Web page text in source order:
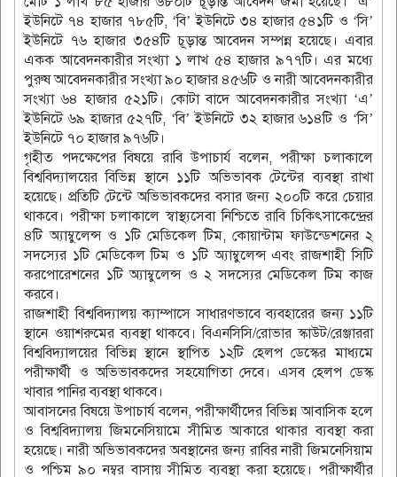
ইউনিটে ৭৪ হাজার ৭৮৫টি, ‘বি’ ইউনিটে ৩৪ হাজার ৫৪১টি ও ‘সি’
ইউনিটে ৭৬ হাজার ৩৫৪টি চূড়ান্ত আবেদন সম্পন্ন হয়েছে। এবার
একক আবেদনকারীর সংখ্যা ১ লাখ ৫৪ হাজার ৯৭৭টি। এর মধ্যে
পুরুষ আবেদনকারীর সংখ্যা ৯০ হাজার ৪৫৬টি ও নারী আবেদনকারীর
সংখ্যা ৬৪ হাজার ৫২১টি। কোটা বাদে আবেদনকারীর সংখ্যা ‘এ’
ইউনিটে ৬৯ হাজার ৫২৭টি, ‘বি’ ইউনিটে ৩২ হাজার ৬১৪টি ও ‘সি’
ইউনিটে ৭০ হাজার ৯৭৬টি।
গৃহীত পদক্ষেপের বিষয়ে রাবি উপাচার্য বলেন, পরীক্ষা চলাকালে
বিশ্ববিদ্যালয়ের বিভিন্ন স্থানে ১১টি অভিভাবক টেন্টের ব্যবস্থা রাখা
হয়েছে। প্রতিটি টেন্টে অভিভাবকদের বসার জন্য ২০০টি করে চেয়ার
থাকবে। পরীক্ষা চলাকালে স্বাস্থ্যসেবা নিশ্চিতে রাবি চিকিৎসাকেন্দ্রের
৪টি অ্যাম্বুলেন্স ও ১টি মেডিকেল টিম, কোয়ান্টাম ফাউন্ডেশনের ২
সদস্যের ১টি মেডিকেল টিম ও ১টি অ্যাম্বুলেন্স এবং রাজশাহী সিটি
করপোরেশনের ১টি অ্যাম্বুলেন্স ও ২ সদস্যের মেডিকেল টিম কাজ
করবে।
রাজশাহী বিশ্ববিদ্যালয় ক্যাম্পাসে সাধারণভাবে ব্যবহারের জন্য ১১টি
স্থানে ওয়াশরুমের ব্যবস্থা থাকবে। বিএনসিসি/রোভার স্কাউট/রেঞ্জাররা
বিশ্ববিদ্যালয়ের বিভিন্ন স্থানে স্থাপিত ১২টি হেলপ ডেস্কের মাধ্যমে
পরীক্ষার্থী ও অভিভাবকদের সহযোগিতা দেবে। এসব হেলপ ডেস্ক
খাবার পানির ব্যবস্থা থাকবে।
আবাসনের বিষয়ে উপাচার্য বলেন, পরীক্ষার্থীদের বিভিন্ন আবাসিক হলে
ও বিশ্ববিদ্যালয় জিমনেসিয়ামে সীমিত আকারে থাকার ব্যবস্থা করা
হয়েছে। নারী অভিভাবকদের অবস্থানের জন্য রাবির নারী জিমনেসিয়াম
ও পশ্চিম ৯০ নম্বর বাসায় সীমিত ব্যবস্থা করা হয়েছে। পরীক্ষার্থীর